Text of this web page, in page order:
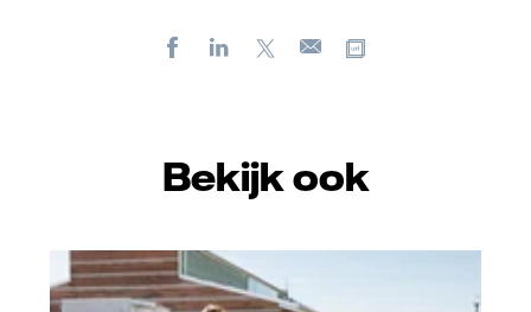
FacebookLinkedIn
E-
Bekijk ook
Vattenfall/Jeanette Hägglund